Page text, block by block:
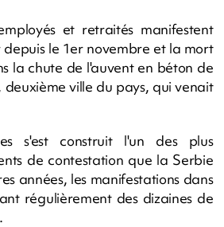
et retraités manifestent
le 1er novembre et la mort
la chute de l'auvent en béton de
ville du pays, qui venait
s'est construit l'un des plus
de contestation que la Serbie
années, les manifestations dans
régulièrement des dizaines de